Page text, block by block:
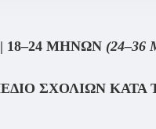
18–24 ΜΗΝΏΝ
ΣΧΟΛΊΩΝ